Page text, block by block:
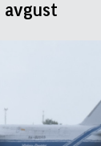
avgust